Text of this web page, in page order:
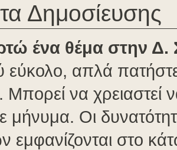
Δημοσίευσης
ένα θέμα στην Δ.
εύκολο, απλά
να χρειαστεί
μήνυμα. Οι
εμφανίζονται στο